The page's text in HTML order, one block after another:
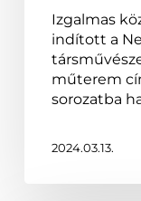
Izgalmas
indított a
műterem
sorozatba
2024.03.13.